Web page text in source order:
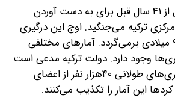
حزب کارگران کردستان از ۴۱ سال قبل برای به دست آوردن
ترکیه می‌جنگید. اوج این درگیری
به دهه‌های ۱۹۸۰ و ۹۰ میلادی برمی‌گردد. آمارهای مختلفی
وجود دارد. دولت ترکیه مدعی است
که در جریان این درگیری‌های طولانی ۴۰هزار نفر از اعضای
این آمار را تکذیب می‌کنند.